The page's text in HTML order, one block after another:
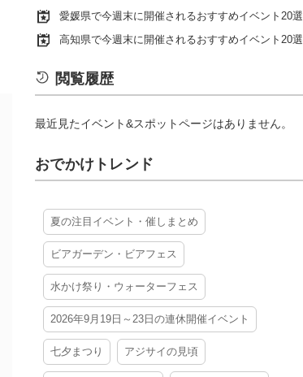
愛媛県で今週末に開催されるおすすめイベント20選
高知県で今週末に開催されるおすすめイベント20選
閲覧履歴
最近見たイベント&スポットページはありません。
おでかけトレンド
夏の注目イベント・催しまとめ
ビアガーデン・ビアフェス
水かけ祭り・ウォーターフェス
2026年9月19日～23日の連休開催イベント
七夕まつり アジサイの見頃